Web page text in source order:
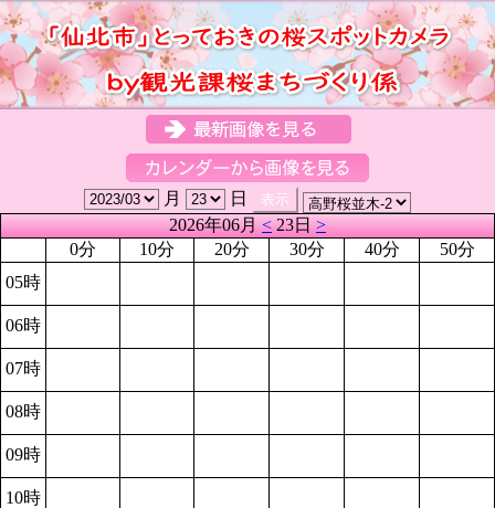
月
日
2026年06月<23日>
0分
10分 20分 30分 40分
50分
05時
06時
07時
08時
09時
10時